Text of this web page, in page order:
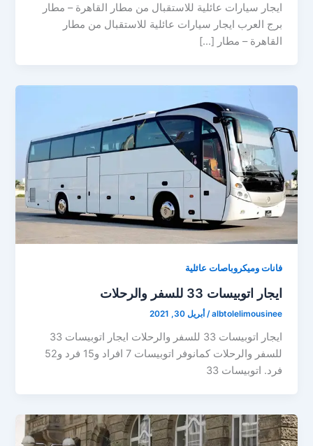
ايجار سيارات عائلية للاستقبال من مطار القاهرة – مطار
برج العرب ايجار سيارات عائلية للاستقبال من مطار
القاهرة – مطار […]
فانات وميكروباصات عائلية
ايجار اتوبيسات 33 للسفر والرحلات
albtolelimousinee
/ أبريل 30, 2021
ايجار اتوبيسات 33 للسفر والرحلات ايجار اتوبيسات 33
للسفر والرحلات كمانوفر اتوبيسات 7 افراد و15 فرد و52
فرد. اتوبيسات 33